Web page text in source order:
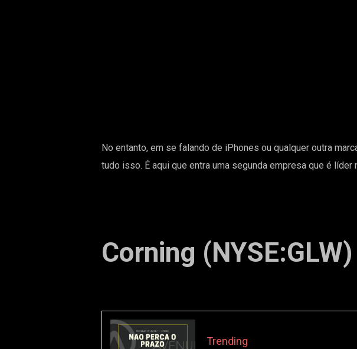
No entanto, em se falando de iPhones ou qualquer outra
tudo isso. É aqui que entra uma segunda empresa que é
Corning
Trending